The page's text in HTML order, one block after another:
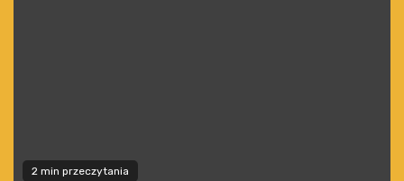
2 min przeczytania